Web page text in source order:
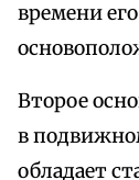
времени
Второе
в
обладает